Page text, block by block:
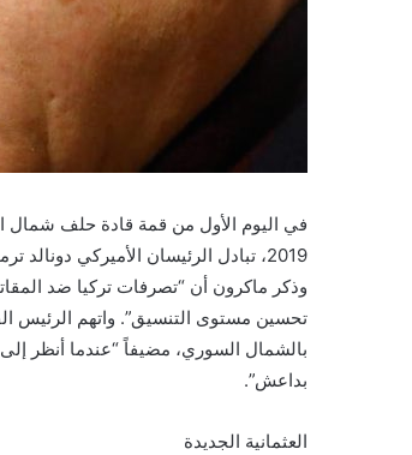
2019، تبادل الرئيسان الأميركي
وذكر ماكرون أن “تصرفات تركيا ضد
تحسين مستوى التنسيق”. واتهم الرئيس
بالشمال السوري، مضيفاً “عندما أنظر إلى
بداعش”.
العثمانية الجديدة